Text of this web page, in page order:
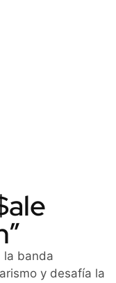
la banda
y desafía la